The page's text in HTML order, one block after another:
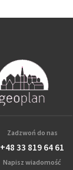
Zadzwoń do nas
+48 33 819 64 61
Napisz wiadomość